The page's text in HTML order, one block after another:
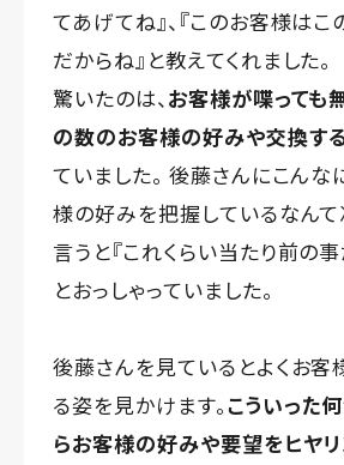
てあげてね』、『このお客様は
だからね』と教えてくれました。
驚いたのは、お客様が喋っても
の数のお客様の好みや交換す
ていました。 後藤さんにこんな
様の好みを把握しているなんて
言うと『これくらい当たり前の事
とおっしゃっていました。
後藤さんを見ているとよくお客
る姿を見かけます。こういった
らお客様の好みや要望をヒヤリ